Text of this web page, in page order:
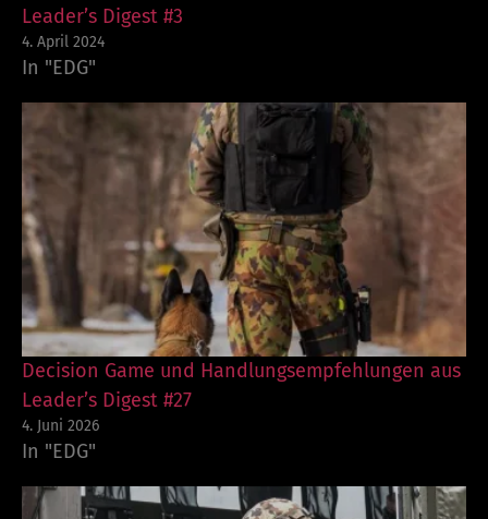
Leader’s Digest #3
4. April 2024
In "EDG"
Decision Game und Handlungsempfehlungen aus
Leader’s Digest #27
4. Juni 2026
In "EDG"